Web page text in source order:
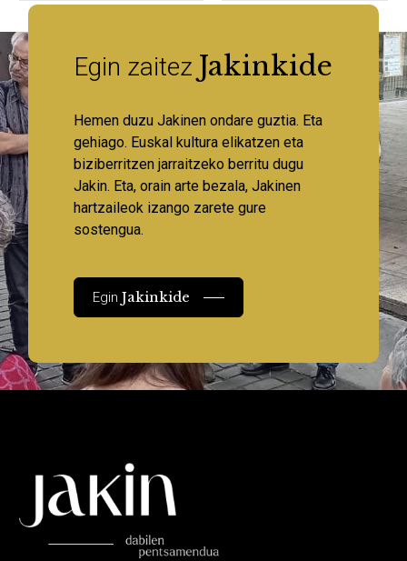
Egin zaitez Jakinkide
Hemen duzu Jakinen ondare guztia. Eta
gehiago. Euskal kultura elikatzen eta
biziberritzen jarraitzeko berritu dugu
Jakin. Eta, orain arte bezala, Jakinen
hartzaileok izango zarete gure
sostengua.
EginJakinkide